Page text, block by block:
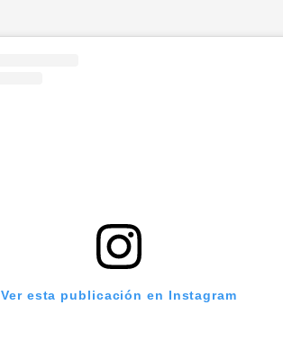
Ver esta publicación en Instagram